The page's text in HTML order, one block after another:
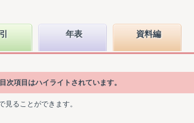
年表 資料編
項目はハイライトされています。
ることができます。